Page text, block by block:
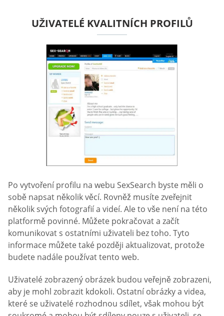
UŽIVATELÉ KVALITNÍCH PROFILŮ
Po vytvoření profilu na webu SexSearch byste měli o
sobě napsat několik věcí. Rovněž musíte zveřejnit
několik svých fotografií a videí. Ale to vše není na této
platformě povinné. Můžete pokračovat a začít
komunikovat s ostatními uživateli bez toho. Tyto
informace můžete také později aktualizovat, protože
budete nadále používat tento web.
Uživatelé zobrazený obrázek budou veřejně zobrazeni,
aby je mohl zobrazit kdokoli. Ostatní obrázky a videa,
které se uživatelé rozhodnou sdílet, však mohou být